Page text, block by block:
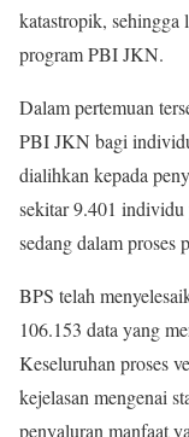
katastropik, sehingga
program PBI JKN.
Dalam pertemuan
PBI JKN bagi
dialihkan kepada
sekitar 9.401
sedang dalam proses
BPS telah
106.153 data yang
Keseluruhan proses
kejelasan mengenai
penyaluran manfaat